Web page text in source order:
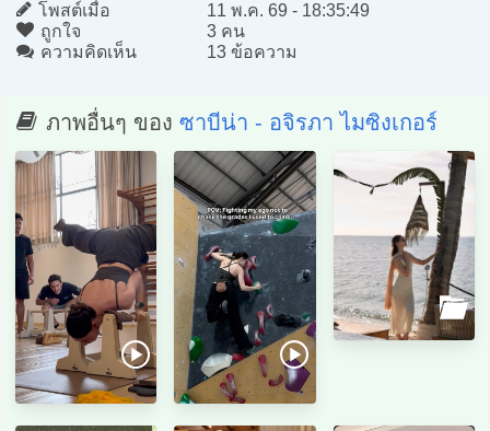
โพสต์เมื่อ
11 พ.ค. 69 - 18:35:49
ถูกใจ
3 คน
ความคิดเห็น
13 ข้อความ
ภาพอื่นๆ ของ ซาบีน่า - อจิรภา ไมซิงเกอร์